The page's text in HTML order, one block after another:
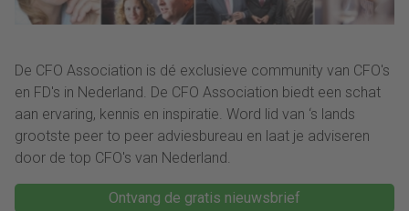
De CFO Association is dé exclusieve community van CFO's
en FD's in Nederland. De CFO Association biedt een schat
aan ervaring, kennis en inspiratie. Word lid van ‘s lands
grootste peer to peer adviesbureau en laat je adviseren
door de top CFO's van Nederland.
Ontvang de gratis nieuwsbrief